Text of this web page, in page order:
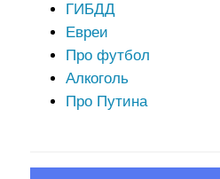
ГИБДД
Евреи
Про футбол
Алкоголь
Про Путина